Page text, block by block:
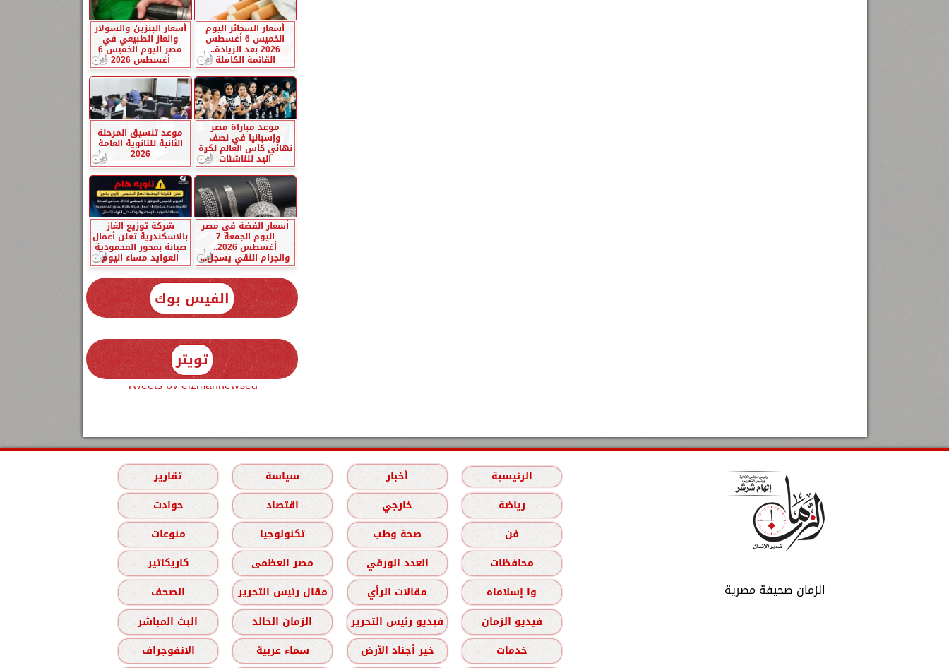
أسعار السجائر اليوم
الخميس 6 أغسطس
2026 بعد الزيادة..
القائمة الكاملة
أسعار البنزين والسولار
والغاز الطبيعي في
مصر اليوم الخميس 6
أغسطس 2026
موعد مباراة مصر
وإسبانيا في نصف
نهائي كأس العالم لكرة
اليد للناشئات
موعد تنسيق المرحلة
الثانية للثانوية العامة
2026
أسعار الفضة في مصر
اليوم الجمعة 7
أغسطس 2026..
والجرام النقي يسجل...
شركة توزيع الغاز
بالاسكندرية تعلن أعمال
صيانة بمحور المحمودية
العوايد مساء اليوم
الفيس بوك
تويتر
Tweets by elzmannewseg
الزمان صحيفة مصرية
الرئيسية أخبار سياسة
تقارير
رياضة
خارجي اقتصاد
حوادث
فن
صحة وطب تكنولوجيا
منوعات
محافظات
العدد الورقي مصر العظمى
كاريكاتير
وا إسلاماه
مقالات الرأي مقال رئيس التحرير
الصحف
فيديو الزمان
فيديو رئيس التحرير الزمان الخالد
البث المباشر
خدمات
خير أجناد الأرض سماء عربية الانفوجراف